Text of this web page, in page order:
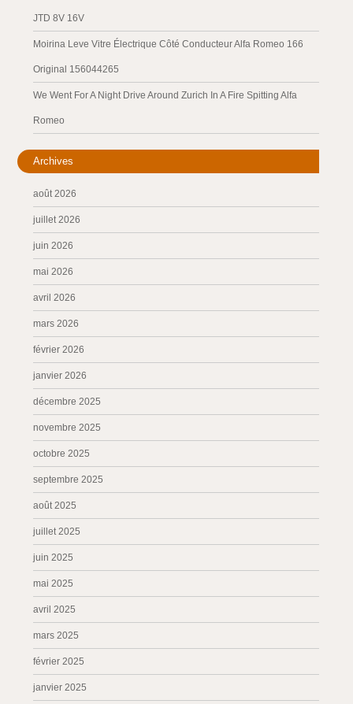
JTD 8V 16V
Moirina Leve Vitre Électrique Côté Conducteur Alfa Romeo 166
Original 156044265
We Went For A Night Drive Around Zurich In A Fire Spitting Alfa
Romeo
Archives
août 2026
juillet 2026
juin 2026
mai 2026
avril 2026
mars 2026
février 2026
janvier 2026
décembre 2025
novembre 2025
octobre 2025
septembre 2025
août 2025
juillet 2025
juin 2025
mai 2025
avril 2025
mars 2025
février 2025
janvier 2025